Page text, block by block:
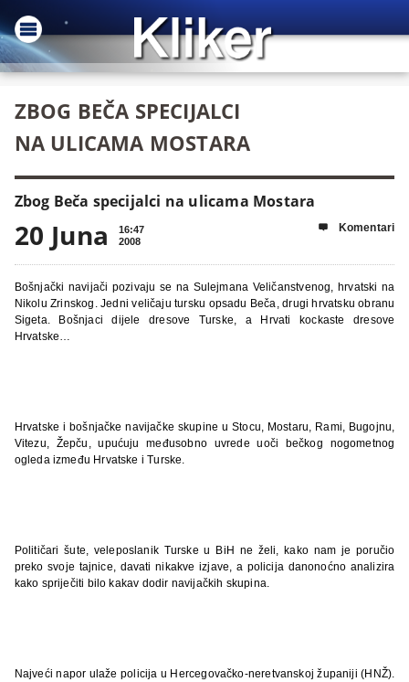
ZBOG BEČA SPECIJALCI
NA ULICAMA MOSTARA
Zbog Beča specijalci na ulicama Mostara
20 Juna
16:47
2008
 Komentari
Bošnjački navijači pozivaju se na Sulejmana Veličanstvenog, hrvatski na
Nikolu Zrinskog. Jedni veličaju tursku opsadu Beča, drugi hrvatsku obranu
Sigeta. Bošnjaci dijele dresove Turske, a Hrvati kockaste dresove
Hrvatske…
Hrvatske i bošnjačke navijačke skupine u Stocu, Mostaru, Rami, Bugojnu,
Vitezu, Žepču, upućuju međusobno uvrede uoči bečkog nogometnog
ogleda između Hrvatske i Turske.
Političari šute, veleposlanik Turske u BiH ne želi, kako nam je poručio
preko svoje tajnice, davati nikakve izjave, a policija danonoćno analizira
kako spriječiti bilo kakav dodir navijačkih skupina.
Najveći napor ulaže policija u Hercegovačko-neretvanskoj županiji (HNŽ).